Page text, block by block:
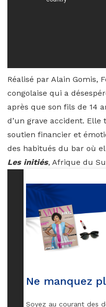
Réalisé par Alain Gomis,
congolaise qui a
après que son fils de 14
d’un grave accident.
soutien financier et
des habitués du bar où
Les initiés, Afrique du
Ne manquez
Soyez au courant des